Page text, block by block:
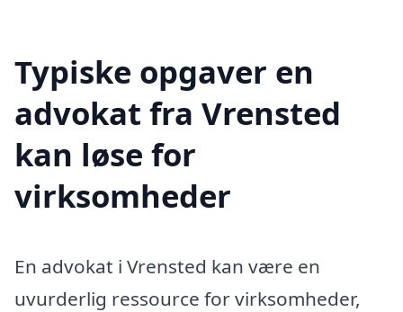
Typiske opgaver en
advokat fra Vrensted
kan løse for
virksomheder
En advokat i Vrensted kan være en
uvurderlig ressource for virksomheder,